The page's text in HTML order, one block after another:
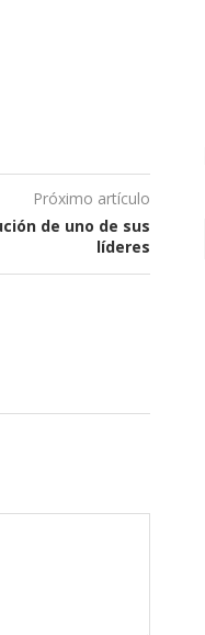
Próximo artículo
de uno de sus
líderes